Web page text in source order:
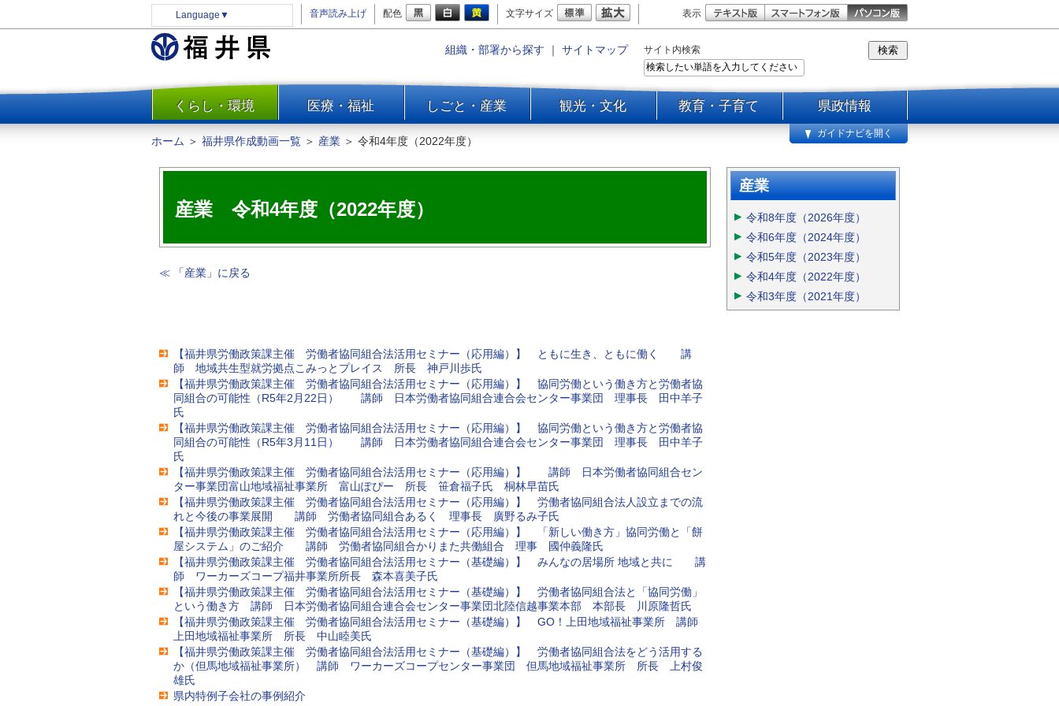
Language ▼ 音声読み上げ 配色 文字サイズ 表示
組織・部署から探す ｜ サイトマップ サイト内検索
一覧
くらし・環境 医療・福祉 しごと・産業 観光・文化 教育・子育て 県政情報
防災
水道・エネルギー
イクル
自然
ホーム ＞ 福井県作成動画一覧 ＞ 産業 ＞ 令和4年度（2022年度）
ガイドナビを開く
産業 令和4年度（2022年度）
≪ 「産業」に戻る
【福井県労働政策課主催 労働者協同組合法活用セミナー（応用編）】 ともに生き、ともに働く 講
師 地域共生型就労拠点こみっとプレイス 所長 神戸川歩氏
【福井県労働政策課主催 労働者協同組合法活用セミナー（応用編）】 協同労働という働き方と労働者協
同組合の可能性（R5年2月22日） 講師 日本労働者協同組合連合会センター事業団 理事長 田中羊子
氏
【福井県労働政策課主催 労働者協同組合法活用セミナー（応用編）】 協同労働という働き方と労働者協
同組合の可能性（R5年3月11日） 講師 日本労働者協同組合連合会センター事業団 理事長 田中羊子
氏
【福井県労働政策課主催 労働者協同組合法活用セミナー（応用編）】 講師 日本労働者協同組合セン
ター事業団富山地域福祉事業所 富山ぽぴー 所長 笹倉福子氏 桐林早苗氏
【福井県労働政策課主催 労働者協同組合法活用セミナー（応用編）】 労働者協同組合法人設立までの流
れと今後の事業展開 講師 労働者協同組合あるく 理事長 廣野るみ子氏
【福井県労働政策課主催 労働者協同組合法活用セミナー（応用編）】 「新しい働き方」協同労働と「餅
屋システム」のご紹介 講師 労働者協同組合かりまた共働組合 理事 國仲義隆氏
【福井県労働政策課主催 労働者協同組合法活用セミナー（基礎編）】 みんなの居場所 地域と共に 講
師 ワーカーズコープ福井事業所所長 森本喜美子氏
【福井県労働政策課主催 労働者協同組合法活用セミナー（基礎編）】 労働者協同組合法と「協同労働」
という働き方 講師 日本労働者協同組合連合会センター事業団北陸信越事業本部 本部長 川原隆哲氏
【福井県労働政策課主催 労働者協同組合法活用セミナー（基礎編）】 GO！上田地域福祉事業所 講師
上田地域福祉事業所 所長 中山睦美氏
【福井県労働政策課主催 労働者協同組合法活用セミナー（基礎編）】 労働者協同組合法をどう活用する
か（但馬地域福祉事業所） 講師 ワーカーズコープセンター事業団 但馬地域福祉事業所 所長 上村俊
雄氏
県内特例子会社の事例紹介
産業
令和8年度（2026年度）
令和6年度（2024年度）
令和5年度（2023年度）
令和4年度（2022年度）
令和3年度（2021年度）